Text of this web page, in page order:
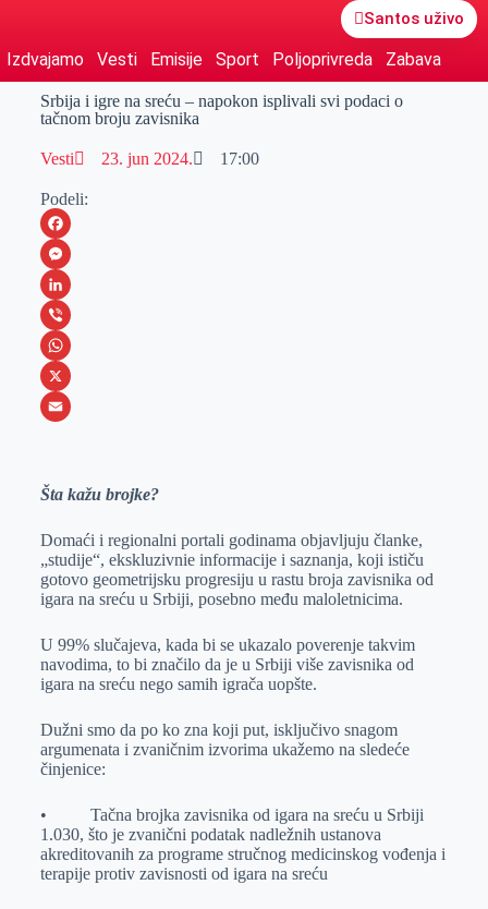
Santos uživo
Izdvajamo Vesti Emisije Sport Poljoprivreda Zabava
Srbija i igre na sreću – napokon isplivali svi podaci o
tačnom broju zavisnika
Vesti 23. jun 2024. 17:00
Podeli:
F
a
c
e
b
o
M
e
s
s
e
e
L
i
n
k
I
V
i
b
W
h
s
p
p
X
a
Šta kažu brojke?
Domaći i regionalni portali godinama objavljuju članke,
„studije“, ekskluzivnie informacije i saznanja, koji ističu
gotovo geometrijsku progresiju u rastu broja zavisnika od
igara na sreću u Srbiji, posebno među maloletnicima.
U 99% slučajeva, kada bi se ukazalo poverenje takvim
navodima, to bi značilo da je u Srbiji više zavisnika od
igara na sreću nego samih igrača uopšte.
Dužni smo da po ko zna koji put, isključivo snagom
argumenata i zvaničnim izvorima ukažemo na sledeće
činjenice:
• Tačna brojka zavisnika od igara na sreću u Srbiji
1.030, što je zvanični podatak nadležnih ustanova
akreditovanih za programe stručnog medicinskog vođenja i
terapije protiv zavisnosti od igara na sreću